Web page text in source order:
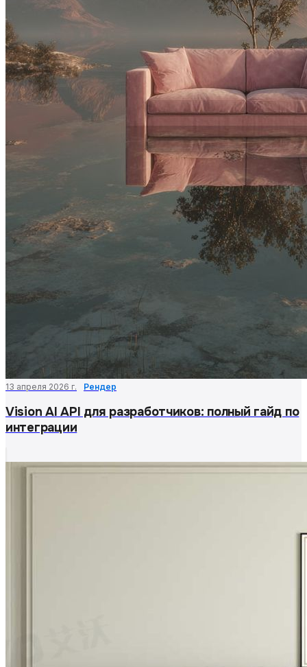
13 апреля 2026 г. Рендер
Vision AI API для разработчиков: полный гайд по
интеграции